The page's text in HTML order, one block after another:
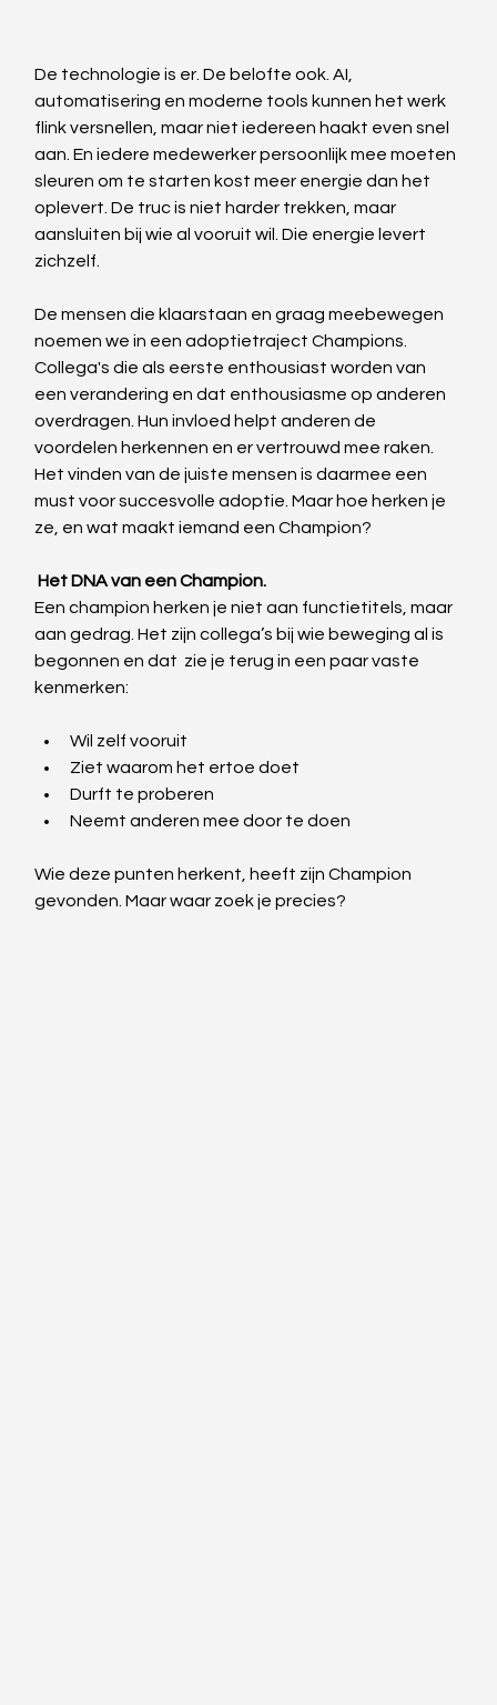
De technologie is er. De belofte ook. AI,
automatisering en moderne tools kunnen het werk
flink versnellen, maar niet iedereen haakt even snel
aan. En iedere medewerker persoonlijk mee moeten
sleuren om te starten kost meer energie dan het
oplevert. De truc is niet harder trekken, maar
aansluiten bij wie al vooruit wil. Die energie levert
zichzelf.
De mensen die klaarstaan en graag meebewegen
noemen we in een adoptietraject Champions.
Collega's die als eerste enthousiast worden van
een verandering en dat enthousiasme op anderen
overdragen. Hun invloed helpt anderen de
voordelen herkennen en er vertrouwd mee raken.
Het vinden van de juiste mensen is daarmee een
must voor succesvolle adoptie. Maar hoe herken je
ze, en wat maakt iemand een Champion?
Het DNA van een Champion.
Een champion herken je niet aan functietitels, maar
aan gedrag. Het zijn collega’s bij wie beweging al is
begonnen en dat  zie je terug in een paar vaste
kenmerken:
Wil zelf vooruit
Ziet waarom het ertoe doet
Durft te proberen
Neemt anderen mee door te doen
Wie deze punten herkent, heeft zijn Champion
gevonden. Maar waar zoek je precies?